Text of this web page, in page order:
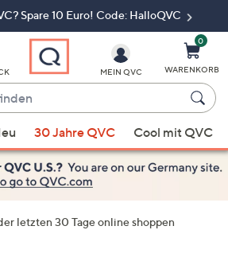
Spare 10 Euro! Code: HalloQVC
MEIN QVC
0
WARENKORB
30 Jahre QVC Cool mit QVC
letzten 30 Tage online shoppen